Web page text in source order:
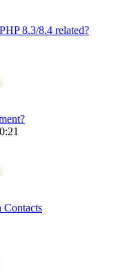
8.3/8.4 related?
Contacts